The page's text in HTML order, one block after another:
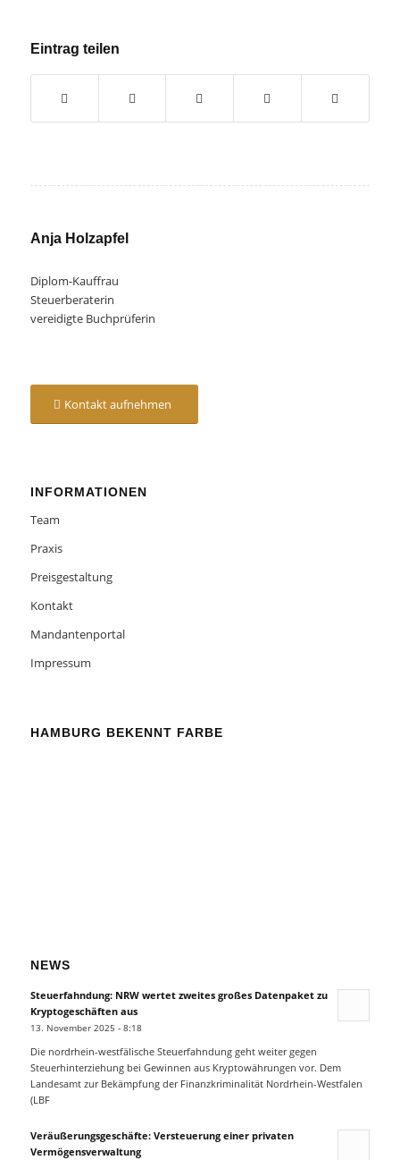
Eintrag teilen
Anja Holzapfel
Diplom-Kauffrau
Steuerberaterin
vereidigte Buchprüferin
Kontakt aufnehmen
INFORMATIONEN
Team
Praxis
Preisgestaltung
Kontakt
Mandantenportal
Impressum
HAMBURG BEKENNT FARBE
NEWS
Steuerfahndung: NRW wertet zweites großes Datenpaket zu
Kryptogeschäften aus
13. November 2025 - 8:18
Die nordrhein-westfälische Steuerfahndung geht weiter gegen
Steuerhinterziehung bei Gewinnen aus Kryptowährungen vor. Dem
Landesamt zur Bekämpfung der Finanzkriminalität Nordrhein-Westfalen
(LBF
Veräußerungsgeschäfte: Versteuerung einer privaten
Vermögensverwaltung